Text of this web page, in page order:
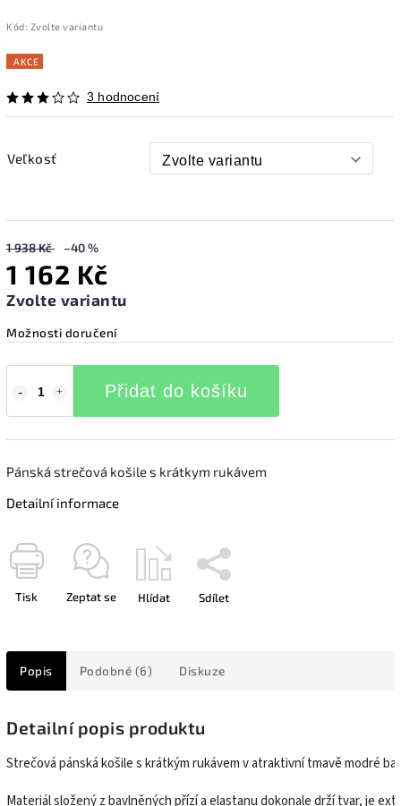
Kód: Zvolte variantu
AKCE
3 hodnocení
Veľkosť
1 938 Kč –40 %
1 162 Kč
Zvolte variantu
Možnosti doručení
Přidat do košíku
Pánská strečová košile s krátkym rukávem
Detailní informace
Tisk Zeptat se Hlídat Sdílet
Popis Podobné (6) Diskuze
Detailní popis produktu
Strečová pánská košile s krátkým rukávem v atraktivní tmavě modré
Materiál složený z bavlněných přízí a elastanu dokonale drží tvar, je